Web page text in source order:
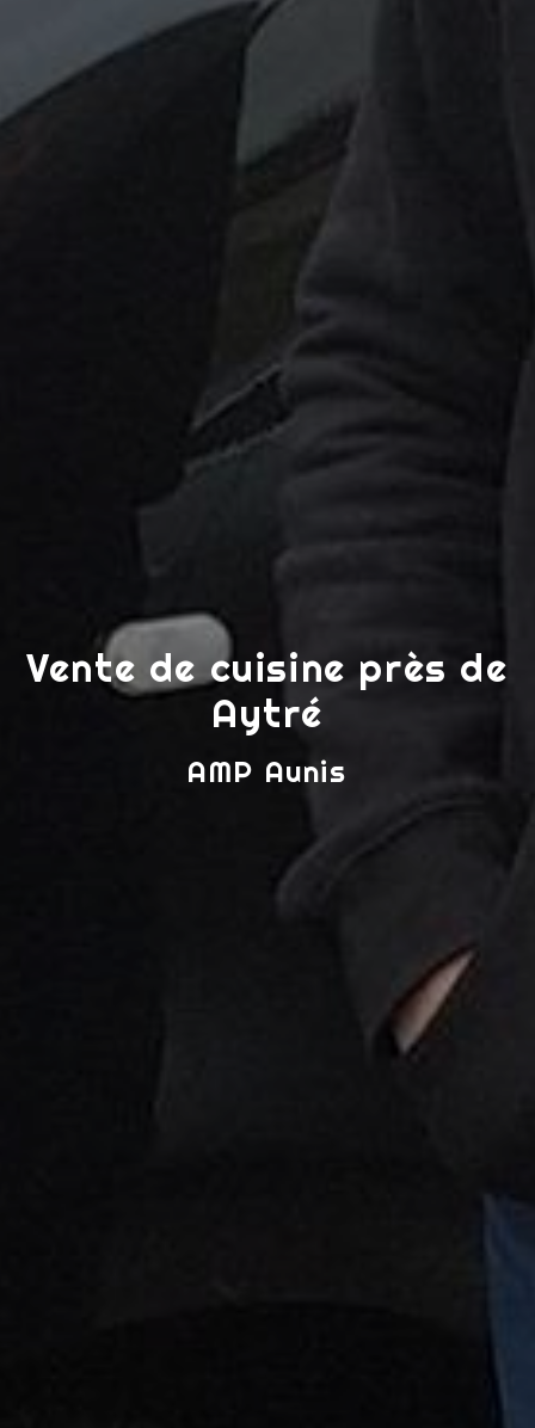
Vente de cuisine près de
Aytré
AMP Aunis